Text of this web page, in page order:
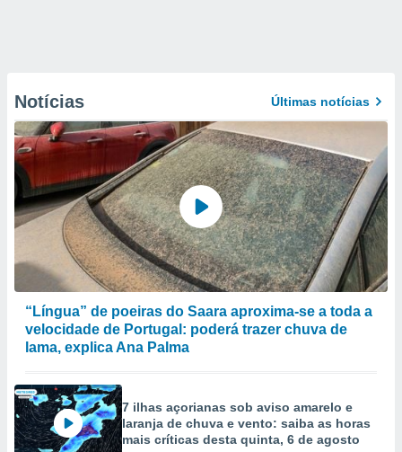
Notícias Últimas notícias
“Língua” de poeiras do Saara aproxima-se a toda a
velocidade de Portugal: poderá trazer chuva de
lama, explica Ana Palma
7 ilhas açorianas sob aviso amarelo e
laranja de chuva e vento: saiba as horas
mais críticas desta quinta, 6 de agosto